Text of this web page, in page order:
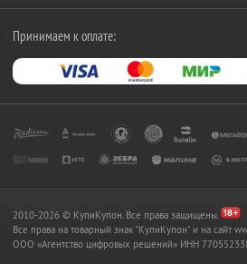
Принимаем к оплате:
2010-2026 © КупиКупон. Все права защищены.
Все права на товарный знак "КупиКупон" и на сайт
OOO «Агентство цифровых решений» ИНН